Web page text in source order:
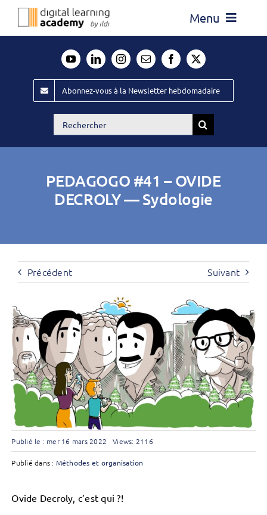
Passer
Menu
Évènements ILDI
Offres d’emploi
Abonnez-vous à la Newsletter hebdomadaire
Rechercher:
PEDAGOGO #41 – OVIDE
DECROLY — Sydologie
Précédent Suivant
Publié le : mer 16 mars 2022 Views: 2116
Publié dans : Méthodes et organisation
Ovide Decroly, c’est qui ?!